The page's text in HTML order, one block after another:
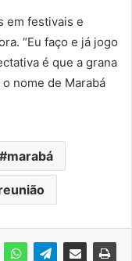
em festivais e
“Eu faço e já jogo
é que a grana
nome de Marabá
marabá